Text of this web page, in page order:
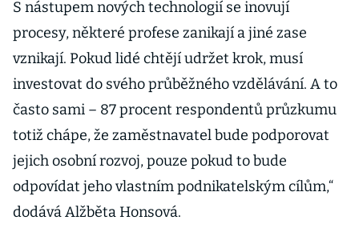
S nástupem nových technologií se inovují
procesy, některé profese zanikají a jiné zase
vznikají. Pokud lidé chtějí udržet krok, musí
investovat do svého průběžného vzdělávání. A to
často sami – 87 procent respondentů průzkumu
totiž chápe, že zaměstnavatel bude podporovat
jejich osobní rozvoj, pouze pokud to bude
odpovídat jeho vlastním podnikatelským cílům,“
dodává Alžběta Honsová.